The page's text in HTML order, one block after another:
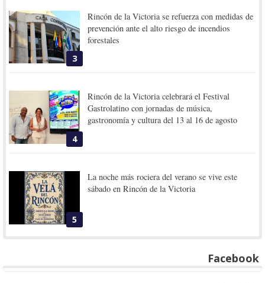
3
Rincón de la Victoria se refuerza con medidas de
prevención ante el alto riesgo de incendios
forestales
4
Rincón de la Victoria celebrará el Festival
Gastrolatino con jornadas de música,
gastronomía y cultura del 13 al 16 de agosto
5
La noche más rociera del verano se vive este
sábado en Rincón de la Victoria
Facebook